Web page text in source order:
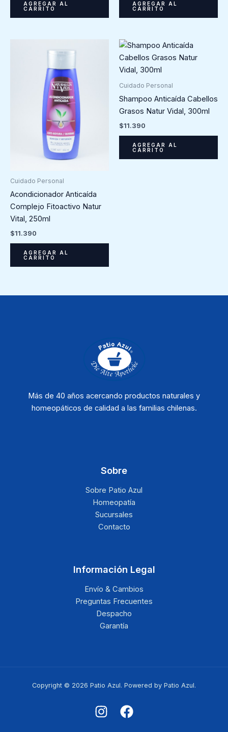
AGREGAR AL
CARRITO
AGREGAR AL
CARRITO
Cuidado Personal
Acondicionador Anticaída
Complejo Fitoactivo Natur
Vital, 250ml
$11.390
AGREGAR AL
CARRITO
Cuidado Personal
Shampoo Anticaída Cabellos
Grasos Natur Vidal, 300ml
$11.390
AGREGAR AL
CARRITO
Más de 40 años acercando productos naturales y
homeopáticos de calidad a las familias chilenas.
Sobre
Sobre Patio Azul
Homeopatía
Sucursales
Contacto
Información Legal
Envío & Cambios
Preguntas Frecuentes
Despacho
Garantía
Copyright © 2026 Patio Azul. Powered by Patio Azul.